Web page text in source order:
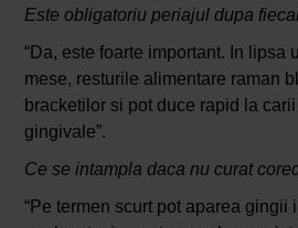
Este obligatoriu periajul dupa
“Da, este foarte important. In lipsa
mese, resturile alimentare raman
bracketilor si pot duce rapid la
gingivale”.
Ce se intampla daca nu curat
“Pe termen scurt pot aparea gingii